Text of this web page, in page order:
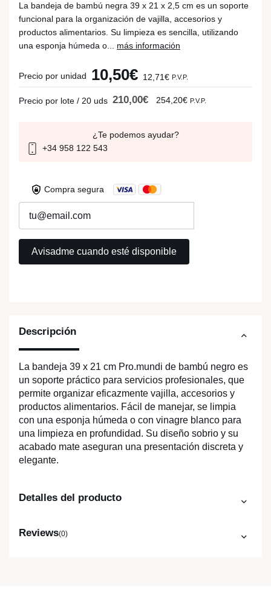
Descripción
La bandeja 39 x 21 cm Pro.mundi de bambú negro es
un soporte práctico para servicios profesionales, que
permite organizar eficazmente vajilla, accesorios y
productos alimentarios. Fácil de manejar, se limpia
con una esponja húmeda o con vinagre blanco para
una limpieza en profundidad. Su diseño sobrio y su
acabado mate aseguran una presentación discreta y
elegante.
Detalles del producto
Reviews(0)
La bandeja de bambú negra 39 x 21 x 2,5 cm es un soporte
funcional para la organización de vajilla, accesorios y
productos alimentarios. Su limpieza es sencilla, utilizando
una esponja húmeda o... más información
Precio por unidad 10,50€ 12,71€ P.V.P.
Precio por lote / 20 uds 210,00€ 254,20€ P.V.P.
¿Te podemos ayudar?
+34 958 122 543
Compra segura